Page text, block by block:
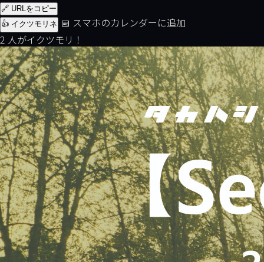
🔗 URLをコピー
👍 イクツモリネ 📅 スマホのカレンダーに追加
2 人がイクツモリ！